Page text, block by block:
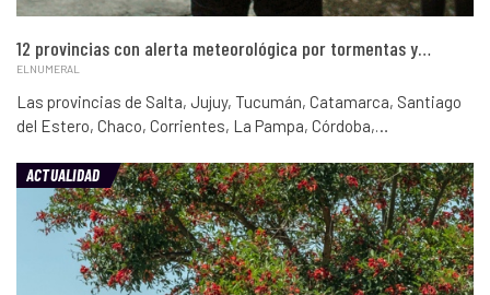
12 provincias con alerta meteorológica por tormentas y…
ELNUMERAL
Las provincias de Salta, Jujuy, Tucumán, Catamarca, Santiago
del Estero, Chaco, Corrientes, La Pampa, Córdoba,…
ACTUALIDAD